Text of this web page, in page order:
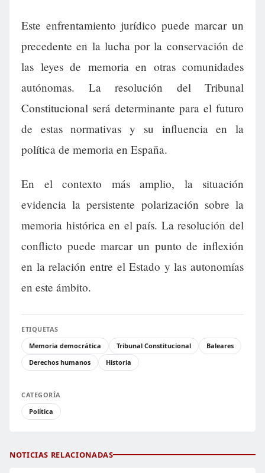
Este enfrentamiento jurídico puede marcar un
precedente en la lucha por la conservación de
las leyes de memoria en otras comunidades
autónomas. La resolución del Tribunal
Constitucional será determinante para el futuro
de estas normativas y su influencia en la
política de memoria en España.
En el contexto más amplio, la situación
evidencia la persistente polarización sobre la
memoria histórica en el país. La resolución del
conflicto puede marcar un punto de inflexión
en la relación entre el Estado y las autonomías
en este ámbito.
ETIQUETAS
Memoria democrática
Tribunal Constitucional
Baleares
Derechos humanos
Historia
CATEGORÍA
Política
NOTICIAS RELACIONADAS